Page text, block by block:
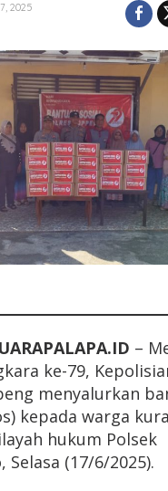
Mampu
Hari
Bhayangkara
ke-
79
2025
–
ke-79,
menyalurkan
kepada warga
hukum Polsek
Selasa (17/6/2025).